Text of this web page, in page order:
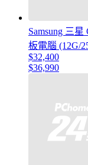
Samsung 三
板電腦 (12G/
$32,400
$36,990